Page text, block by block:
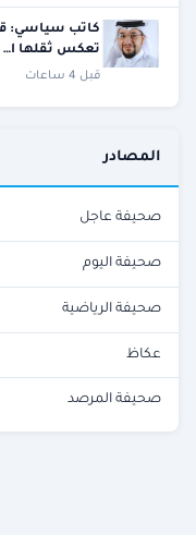
كاتب سياسي:
تعكس ثقلها ا…
قبل 4 ساعات
المصادر
صحيفة عاجل
صحيفة اليوم
صحيفة الرياضية
عكاظ
صحيفة المرصد